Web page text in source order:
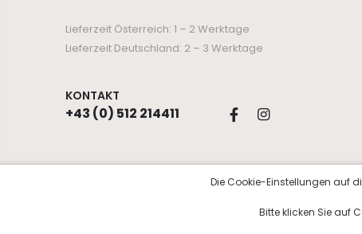
Lieferzeit Österreich: 1 – 2 Werktage
Lieferzeit Deutschland: 2 – 3 Werktage
KONTAKT
+43 (0) 512 214411
Die Cookie-Einstellungen auf
Bitte klicken Sie auf